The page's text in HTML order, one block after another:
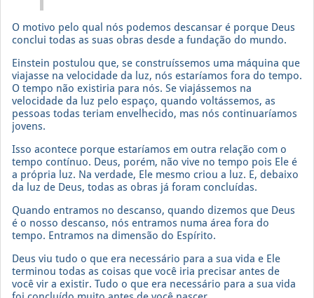
O motivo pelo qual nós podemos descansar é porque Deus
conclui todas as suas obras desde a fundação do mundo.
Einstein postulou que, se construíssemos uma máquina que
viajasse na velocidade da luz, nós estaríamos fora do tempo.
O tempo não existiria para nós. Se viajássemos na
velocidade da luz pelo espaço, quando voltássemos, as
pessoas todas teriam envelhecido, mas nós continuaríamos
jovens.
Isso acontece porque estaríamos em outra relação com o
tempo contínuo. Deus, porém, não vive no tempo pois Ele é
a própria luz. Na verdade, Ele mesmo criou a luz. E, debaixo
da luz de Deus, todas as obras já foram concluídas.
Quando entramos no descanso, quando dizemos que Deus
é o nosso descanso, nós entramos numa área fora do
tempo. Entramos na dimensão do Espírito.
Deus viu tudo o que era necessário para a sua vida e Ele
terminou todas as coisas que você iria precisar antes de
você vir a existir. Tudo o que era necessário para a sua vida